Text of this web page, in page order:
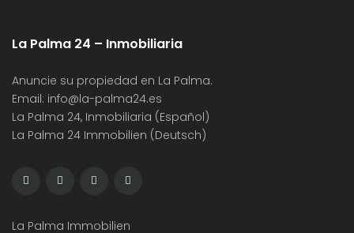
La Palma 24 – Inmobiliaria
Anuncie su propiedad en La Palma.
Email: info@la-palma24.es
La Palma 24, Inmobiliaria (Español)
La Palma 24 Immobilien (Deutsch)
La Palma Immobilien